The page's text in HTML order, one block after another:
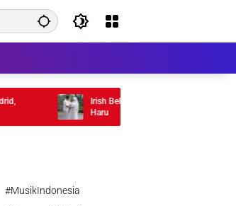
Irish Bella Hamil Anak Ketiga, Bagikan Momen
Haru
#MusikIndonesia